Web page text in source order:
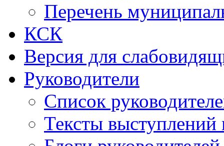
Перечень
КСК
Версия для
Руководители
Список
Тексты выступлений